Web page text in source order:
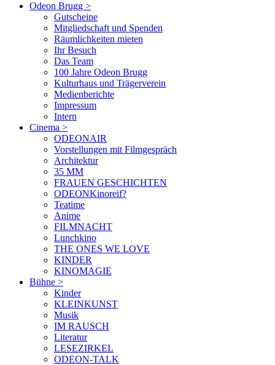
Odeon Brugg >
Gutscheine
Mitgliedschaft und Spenden
Räumlichkeiten mieten
Ihr Besuch
Das Team
100 Jahre Odeon Brugg
Kulturhaus und Trägerverein
Medienberichte
Impressum
Intern
Cinema >
ODEONAIR
Vorstellungen mit Filmgespräch
Architektur
35 MM
FRAUEN GESCHICHTEN
ODEONKinoreif?
Teatime
Anime
FILMNACHT
Lunchkino
THE ONES WE LOVE
KINDER
KINOMAGIE
Bühne >
Kinder
KLEINKUNST
Musik
IM RAUSCH
Literatur
LESEZIRKEL
ODEON-TALK